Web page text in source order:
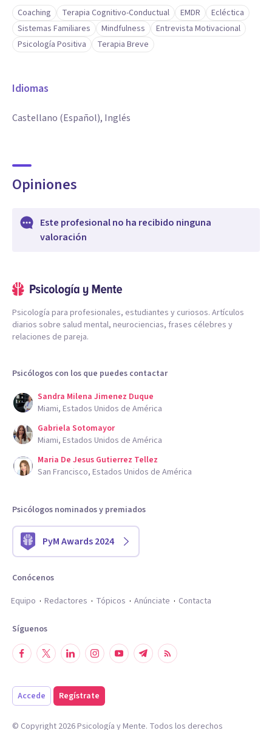
Coaching Terapia Cognitivo-Conductual EMDR
Ecléctica
Sistemas Familiares
Mindfulness
Entrevista Motivacional
Psicología Positiva
Terapia Breve
Idiomas
Castellano (Español), Inglés
Opiniones
Este profesional no ha recibido ninguna
valoración
Psicología para profesionales, estudiantes y curiosos. Artículos
diarios sobre salud mental, neurociencias, frases célebres y
relaciones de pareja.
Psicólogos con los que puedes contactar
Sandra Milena Jimenez Duque
Miami, Estados Unidos de América
Gabriela Sotomayor
Miami, Estados Unidos de América
Maria De Jesus Gutierrez Tellez
San Francisco, Estados Unidos de América
Psicólogos nominados y premiados
PyM Awards 2024
Conócenos
Equipo
Redactores Tópicos Anúnciate Contacta
Síguenos
Accede Regístrate
© Copyright 2026Psicología y Mente. Todos los derechos